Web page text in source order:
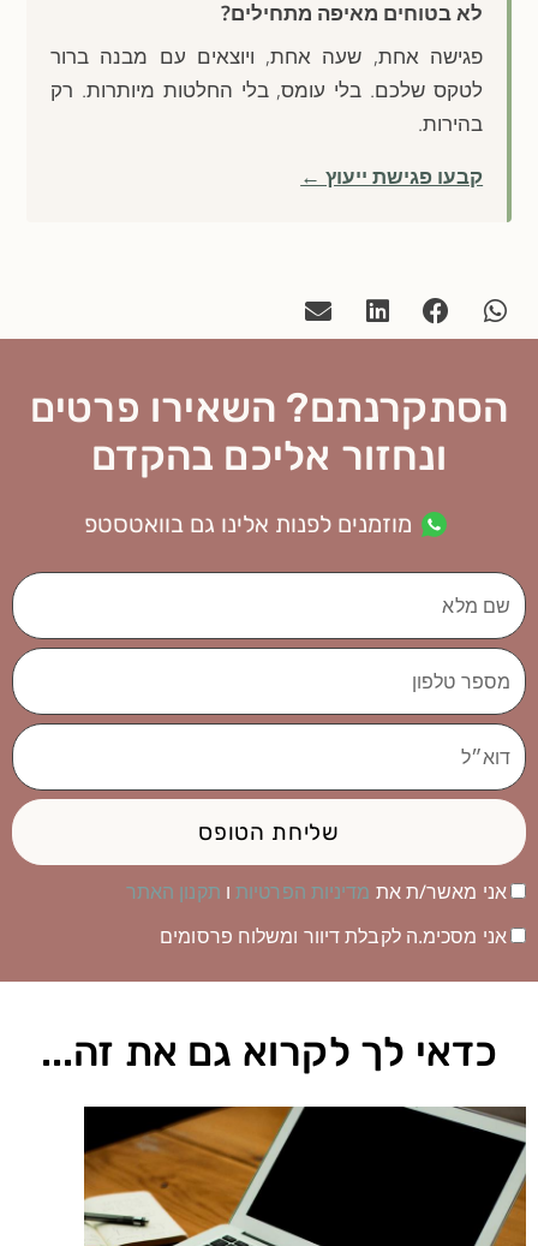
לא בטוחים מאיפה מתחילים?
פגישה אחת, שעה אחת, ויוצאים עם מבנה ברור
לטקס שלכם. בלי עומס, בלי החלטות מיותרות. רק
בהירות.
קבעו פגישת ייעוץ ←
הסתקרנתם? השאירו פרטים
ונחזור אליכם בהקדם
מוזמנים לפנות אלינו גם בוואטסטפ
שם
מלא
מספר
טלפון
דוא״ל
אני מאשר/ת אתמדיניות הפרטיותו תקנון האתר
אני מסכימ.ה לקבלת דיוור ומשלוח פרסומים
שליחת הטופס
כדאי לך לקרוא גם את זה...